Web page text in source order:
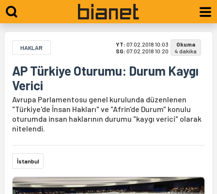
HAKLAR YT: 07.02.2018 10:03
SG: 07.02.2018 10:20
Okuma
4 dakika
AP Türkiye Oturumu: Durum Kaygı
Verici
Avrupa Parlamentosu genel kurulunda düzenlenen
"Türkiye'de İnsan Hakları" ve "Afrin'de Durum" konulu
oturumda insan haklarının durumu "kaygı verici" olarak
nitelendi.
İstanbul